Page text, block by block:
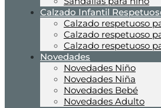
Calzado Infantil
Calzado respetuoso
Calzado respetuoso
Calzado respetuoso
Novedades
Novedades Niño
Novedades Niña
Novedades Bebé
Novedades Adulto